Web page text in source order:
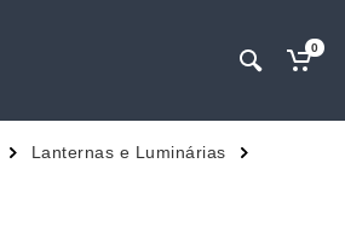
0
Lanternas e Luminárias